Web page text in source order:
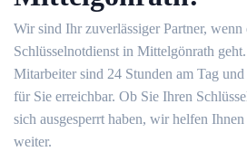
Wir sind Ihr zuverlässiger Partner,
Schlüsselnotdienst in Mittelgönrath
Mitarbeiter sind 24 Stunden am Tag
für Sie erreichbar. Ob Sie Ihren
sich ausgesperrt haben, wir helfen
weiter.